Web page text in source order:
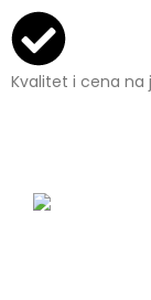
Kvalitet i cena